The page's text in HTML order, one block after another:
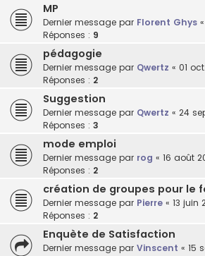
MP
Dernier message par Florent Ghys «
Réponses : 9
pédagogie
Dernier message par Qwertz « 01
Réponses : 2
Suggestion
Dernier message par Qwertz « 24
Réponses : 3
mode emploi
Dernier message par rog « 16 août
Réponses : 2
création de groupes pour le
Dernier message par Pierre « 13 juin
Réponses : 2
Enquète de Satisfaction
Dernier message par Vinscent « 15